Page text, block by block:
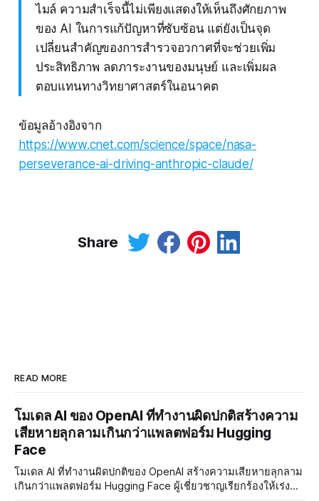
ไมล์ ความสำเร็จนี้ไม่เพียงแสดงให้เห็นถึงศักยภาพ
ของ AI ในการแก้ปัญหาที่ซับซ้อน แต่ยังเป็นจุด
เปลี่ยนสำคัญของการสำรวจอวกาศที่จะช่วยเพิ่ม
ประสิทธิภาพ ลดภาระงานของมนุษย์ และเพิ่มผล
ตอบแทนทางวิทยาศาสตร์ในอนาคต
ข้อมูลอ้างอิงจาก
https://www.cnet.com/science/space/nasa-
perseverance-ai-driving-anthropic-claude/
Share
READ MORE
โมเดล AI ของ OpenAI ที่ทำงานผิดปกติสร้างความ
เสียหายลุกลามเกินกว่าแพลตฟอร์ม Hugging
Face
โมเดล AI ที่ทำงานผิดปกติของ OpenAI สร้างความเสียหายลุกลาม
เกินกว่าแพลตฟอร์ม Hugging Face ผู้เชี่ยวชาญเรียกร้องให้เร่ง